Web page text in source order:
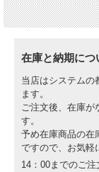
在庫と納期につ
当店はシステムの
ます。
ご注文後、在庫が
す。
予め在庫商品の在
ですので、お気軽
14：00までのご注